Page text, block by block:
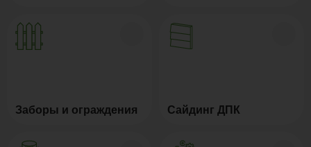
Заборы и ограждения Сайдинг ДПК